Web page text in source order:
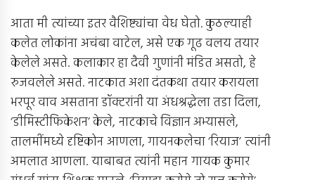
आता मी त्यांच्या इतर वैशिष्ट्यांचा वेध घेतो. कुठल्याही
कलेत लोकांना अचंबा वाटेल, असे एक गूढ वलय तयार
केलेले असते. कलाकार हा दैवी गुणांनी मंडित असतो, हे
रुजवलेले असते. नाटकात अशा दंतकथा तयार करायला
भरपूर वाव असताना डॉक्टरांनी या अंधश्रद्धेला तडा दिला,
‘डीमिस्टीफिकेशन’ केले, नाटकाचे विज्ञान अभ्यासले,
तालमींमध्ये दृष्टिकोन आणला, गायनकलेचा ‘रियाज’ त्यांनी
अमलात आणला. याबाबत त्यांनी महान गायक कुमार